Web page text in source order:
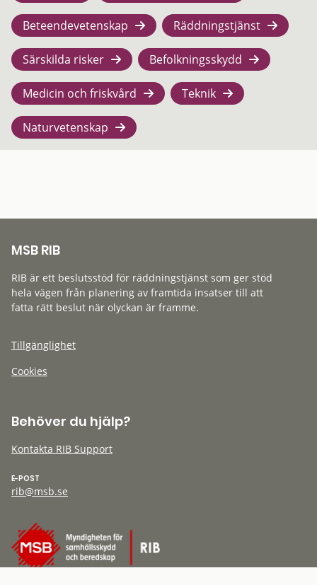
Beteendevetenskap Räddningstjänst
Särskilda risker Befolkningsskydd
Medicin och friskvård Teknik
Naturvetenskap
MSB RIB
RIB är ett beslutsstöd för räddningstjänst som ger stöd
hela vägen från planering av framtida insatser till att
fatta rätt beslut när olyckan är framme.
Tillgänglighet
Cookies
Behöver du hjälp?
Kontakta RIB Support
E-POST
rib@msb.se